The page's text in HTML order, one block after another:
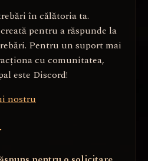
în călătoria ta.
pentru a răspunde la
Pentru un suport mai
cu comunitatea,
este Discord!
nostru